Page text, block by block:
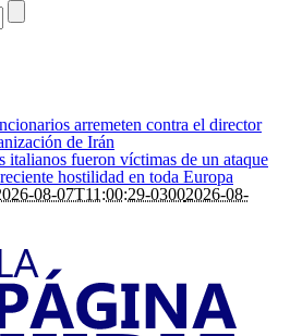
arremeten contra el director
de Irán
italianos fueron víctimas de un ataque
hostilidad en toda Europa
08-07T11:00:29-03002026-08-